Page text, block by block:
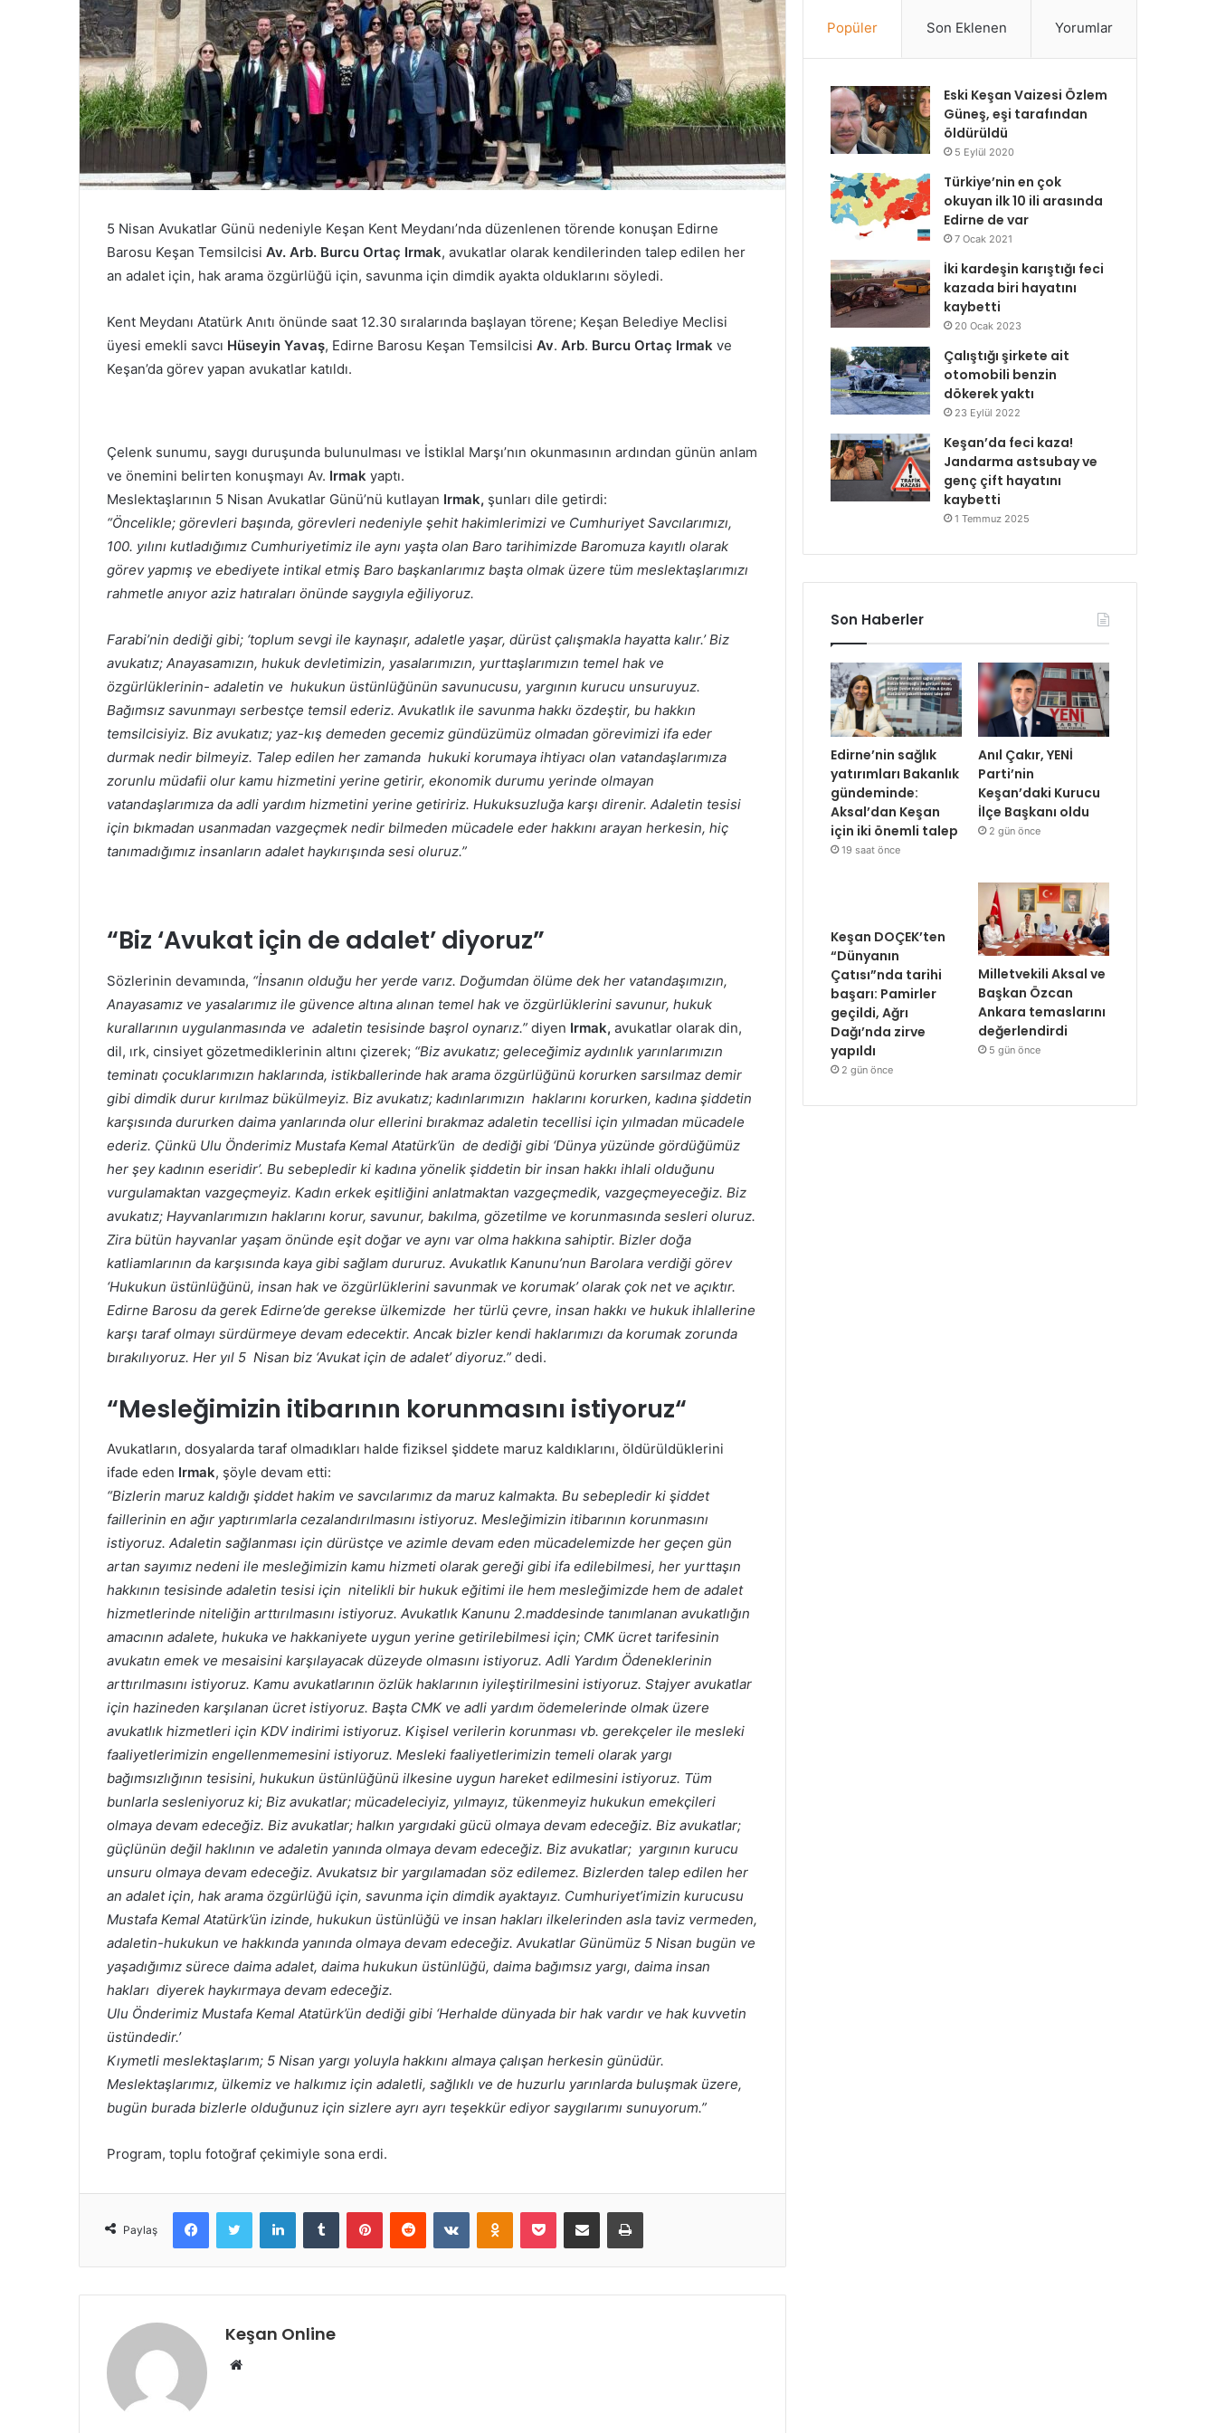
5 Nisan Avukatlar Günü nedeniyle Keşan Kent Meydanı’nda düzenlenen törende konuşan Edirne
Barosu Keşan Temsilcisi Av. Arb. Burcu Ortaç Irmak, avukatlar olarak kendilerinden talep edilen her
an adalet için, hak arama özgürlüğü için, savunma için dimdik ayakta olduklarını söyledi.
Kent Meydanı Atatürk Anıtı önünde saat 12.30 sıralarında başlayan törene; Keşan Belediye Meclisi
üyesi emekli savcı Hüseyin Yavaş, Edirne Barosu Keşan Temsilcisi Av. Arb. Burcu Ortaç Irmak ve
Keşan’da görev yapan avukatlar katıldı.
Çelenk sunumu, saygı duruşunda bulunulması ve İstiklal Marşı’nın okunmasının ardından günün anlam
ve önemini belirten konuşmayı Av. Irmak yaptı.
Meslektaşlarının 5 Nisan Avukatlar Günü’nü kutlayan Irmak, şunları dile getirdi:
“Öncelikle; görevleri başında, görevleri nedeniyle şehit hakimlerimizi ve Cumhuriyet Savcılarımızı,
100. yılını kutladığımız Cumhuriyetimiz ile aynı yaşta olan Baro tarihimizde Baromuza kayıtlı olarak
görev yapmış ve ebediyete intikal etmiş Baro başkanlarımız başta olmak üzere tüm meslektaşlarımızı
rahmetle anıyor aziz hatıraları önünde saygıyla eğiliyoruz.
Farabi’nin dediği gibi; ‘toplum sevgi ile kaynaşır, adaletle yaşar, dürüst çalışmakla hayatta kalır.’ Biz
avukatız; Anayasamızın, hukuk devletimizin, yasalarımızın, yurttaşlarımızın temel hak ve
özgürlüklerinin- adaletin ve hukukun üstünlüğünün savunucusu, yargının kurucu unsuruyuz.
Bağımsız savunmayı serbestçe temsil ederiz. Avukatlık ile savunma hakkı özdeştir, bu hakkın
temsilcisiyiz. Biz avukatız; yaz-kış demeden gecemiz gündüzümüz olmadan görevimizi ifa eder
durmak nedir bilmeyiz. Talep edilen her zamanda hukuki korumaya ihtiyacı olan vatandaşlarımıza
zorunlu müdafii olur kamu hizmetini yerine getirir, ekonomik durumu yerinde olmayan
vatandaşlarımıza da adli yardım hizmetini yerine getiririz. Hukuksuzluğa karşı direnir. Adaletin tesisi
için bıkmadan usanmadan vazgeçmek nedir bilmeden mücadele eder hakkını arayan herkesin, hiç
tanımadığımız insanların adalet haykırışında sesi oluruz.”
“Biz ‘Avukat için de adalet’ diyoruz”
Sözlerinin devamında, “İnsanın olduğu her yerde varız. Doğumdan ölüme dek her vatandaşımızın,
Anayasamız ve yasalarımız ile güvence altına alınan temel hak ve özgürlüklerini savunur, hukuk
kurallarının uygulanmasında ve adaletin tesisinde başrol oynarız.” diyen Irmak, avukatlar olarak din,
dil, ırk, cinsiyet gözetmediklerinin altını çizerek; “Biz avukatız; geleceğimiz aydınlık yarınlarımızın
teminatı çocuklarımızın haklarında, istikballerinde hak arama özgürlüğünü korurken sarsılmaz demir
gibi dimdik durur kırılmaz bükülmeyiz. Biz avukatız; kadınlarımızın haklarını korurken, kadına şiddetin
karşısında dururken daima yanlarında olur ellerini bırakmaz adaletin tecellisi için yılmadan mücadele
ederiz. Çünkü Ulu Önderimiz Mustafa Kemal Atatürk’ün de dediği gibi ‘Dünya yüzünde gördüğümüz
her şey kadının eseridir’. Bu sebepledir ki kadına yönelik şiddetin bir insan hakkı ihlali olduğunu
vurgulamaktan vazgeçmeyiz. Kadın erkek eşitliğini anlatmaktan vazgeçmedik, vazgeçmeyeceğiz. Biz
avukatız; Hayvanlarımızın haklarını korur, savunur, bakılma, gözetilme ve korunmasında sesleri oluruz.
Zira bütün hayvanlar yaşam önünde eşit doğar ve aynı var olma hakkına sahiptir. Bizler doğa
katliamlarının da karşısında kaya gibi sağlam dururuz. Avukatlık Kanunu’nun Barolara verdiği görev
‘Hukukun üstünlüğünü, insan hak ve özgürlüklerini savunmak ve korumak’ olarak çok net ve açıktır.
Edirne Barosu da gerek Edirne’de gerekse ülkemizde her türlü çevre, insan hakkı ve hukuk ihlallerine
karşı taraf olmayı sürdürmeye devam edecektir. Ancak bizler kendi haklarımızı da korumak zorunda
bırakılıyoruz. Her yıl 5 Nisan biz ‘Avukat için de adalet’ diyoruz.” dedi.
“Mesleğimizin itibarının korunmasını istiyoruz“
Avukatların, dosyalarda taraf olmadıkları halde fiziksel şiddete maruz kaldıklarını, öldürüldüklerini
ifade eden Irmak, şöyle devam etti:
“Bizlerin maruz kaldığı şiddet hakim ve savcılarımız da maruz kalmakta. Bu sebepledir ki şiddet
faillerinin en ağır yaptırımlarla cezalandırılmasını istiyoruz. Mesleğimizin itibarının korunmasını
istiyoruz. Adaletin sağlanması için dürüstçe ve azimle devam eden mücadelemizde her geçen gün
artan sayımız nedeni ile mesleğimizin kamu hizmeti olarak gereği gibi ifa edilebilmesi, her yurttaşın
hakkının tesisinde adaletin tesisi için nitelikli bir hukuk eğitimi ile hem mesleğimizde hem de adalet
hizmetlerinde niteliğin arttırılmasını istiyoruz. Avukatlık Kanunu 2.maddesinde tanımlanan avukatlığın
amacının adalete, hukuka ve hakkaniyete uygun yerine getirilebilmesi için; CMK ücret tarifesinin
avukatın emek ve mesaisini karşılayacak düzeyde olmasını istiyoruz. Adli Yardım Ödeneklerinin
arttırılmasını istiyoruz. Kamu avukatlarının özlük haklarının iyileştirilmesini istiyoruz. Stajyer avukatlar
için hazineden karşılanan ücret istiyoruz. Başta CMK ve adli yardım ödemelerinde olmak üzere
avukatlık hizmetleri için KDV indirimi istiyoruz. Kişisel verilerin korunması vb. gerekçeler ile mesleki
faaliyetlerimizin engellenmemesini istiyoruz. Mesleki faaliyetlerimizin temeli olarak yargı
bağımsızlığının tesisini, hukukun üstünlüğünü ilkesine uygun hareket edilmesini istiyoruz. Tüm
bunlarla sesleniyoruz ki; Biz avukatlar; mücadeleciyiz, yılmayız, tükenmeyiz hukukun emekçileri
olmaya devam edeceğiz. Biz avukatlar; halkın yargıdaki gücü olmaya devam edeceğiz. Biz avukatlar;
güçlünün değil haklının ve adaletin yanında olmaya devam edeceğiz. Biz avukatlar; yargının kurucu
unsuru olmaya devam edeceğiz. Avukatsız bir yargılamadan söz edilemez. Bizlerden talep edilen her
an adalet için, hak arama özgürlüğü için, savunma için dimdik ayaktayız. Cumhuriyet’imizin kurucusu
Mustafa Kemal Atatürk’ün izinde, hukukun üstünlüğü ve insan hakları ilkelerinden asla taviz vermeden,
adaletin-hukukun ve hakkında yanında olmaya devam edeceğiz. Avukatlar Günümüz 5 Nisan bugün ve
yaşadığımız sürece daima adalet, daima hukukun üstünlüğü, daima bağımsız yargı, daima insan
hakları diyerek haykırmaya devam edeceğiz.
Ulu Önderimiz Mustafa Kemal Atatürk’ün dediği gibi ‘Herhalde dünyada bir hak vardır ve hak kuvvetin
üstündedir.’
Kıymetli meslektaşlarım; 5 Nisan yargı yoluyla hakkını almaya çalışan herkesin günüdür.
Meslektaşlarımız, ülkemiz ve halkımız için adaletli, sağlıklı ve de huzurlu yarınlarda buluşmak üzere,
bugün burada bizlerle olduğunuz için sizlere ayrı ayrı teşekkür ediyor saygılarımı sunuyorum.”
Program, toplu fotoğraf çekimiyle sona erdi.
Paylaş
FacebookTwitter LinkedInTumblr PinterestReddit VKontakteOdnoklassniki
Pocket E-Posta ile paylaş Yazdır
Keşan Online
Web
Popüler Son Eklenen Yorumlar
Eski Keşan Vaizesi Özlem
Güneş, eşi tarafından
öldürüldü
5 Eylül 2020
Türkiye’nin en çok
okuyan ilk 10 ili arasında
Edirne de var
7 Ocak 2021
İki kardeşin karıştığı feci
kazada biri hayatını
kaybetti
20 Ocak 2023
Çalıştığı şirkete ait
otomobili benzin
dökerek yaktı
23 Eylül 2022
Keşan’da feci kaza!
Jandarma astsubay ve
genç çift hayatını
kaybetti
1 Temmuz 2025
Son Haberler
Edirne’nin sağlık
yatırımları Bakanlık
gündeminde:
Aksal’dan Keşan
için iki önemli talep
19 saat önce
Anıl Çakır, YENİ
Parti’nin
Keşan’daki Kurucu
İlçe Başkanı oldu
2 gün önce
Keşan DOÇEK’ten
“Dünyanın
Çatısı”nda tarihi
başarı: Pamirler
geçildi, Ağrı
Dağı’nda zirve
yapıldı
2 gün önce
Milletvekili Aksal ve
Başkan Özcan
Ankara temaslarını
değerlendirdi
5 gün önce